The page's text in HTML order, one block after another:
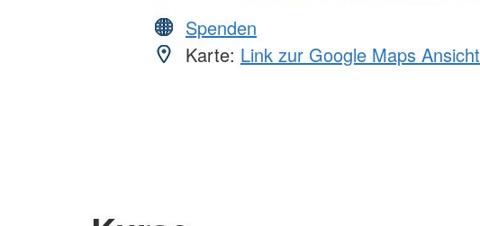
Spenden
Karte: Link zur Google Maps Ansicht